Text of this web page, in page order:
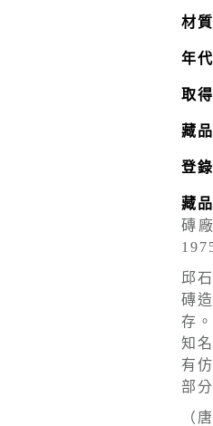
材質
年代
取
藏
登
藏
磚
邱
磚
存
知
有
部
（